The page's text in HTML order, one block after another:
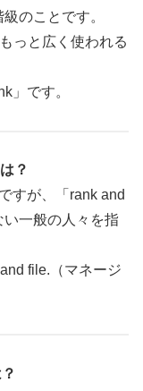
のことです。
っと広く使われる
」です。
？
すが、「rank and
一般の人々を指
file.（マネージ